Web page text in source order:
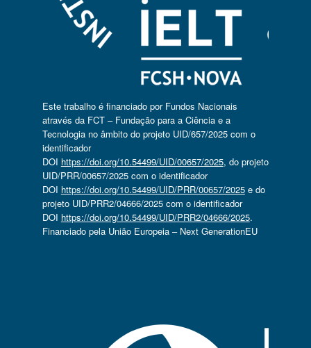
Este trabalho é financiado por Fundos Nacionais
através da FCT – Fundação para a Ciência e a
Tecnologia no âmbito do projeto UID/657/2025 com o
identificador
DOI https://doi.org/10.54499/UID/00657/2025, do projeto
UID/PRR/00657/2025 com o identificador
DOI https://doi.org/10.54499/UID/PRR/00657/2025e do
projeto UID/PRR2/04666/2025 com o identificador
DOI https://doi.org/10.54499/UID/PRR2/04666/2025.
Financiado pela União Europeia – Next GenerationEU